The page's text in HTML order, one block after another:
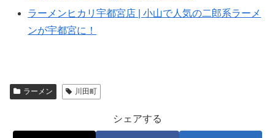
ラーメンヒカリ宇都宮店 | 小山で人気の二郎系ラーメ
ンが宇都宮に！
ラーメン 川田町
シェアする